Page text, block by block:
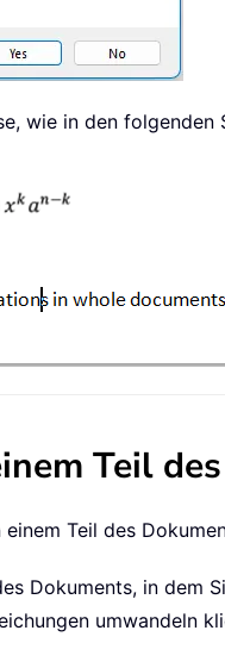
wie in den
Teil
einem Teil des
Dokuments, in dem
umwandeln